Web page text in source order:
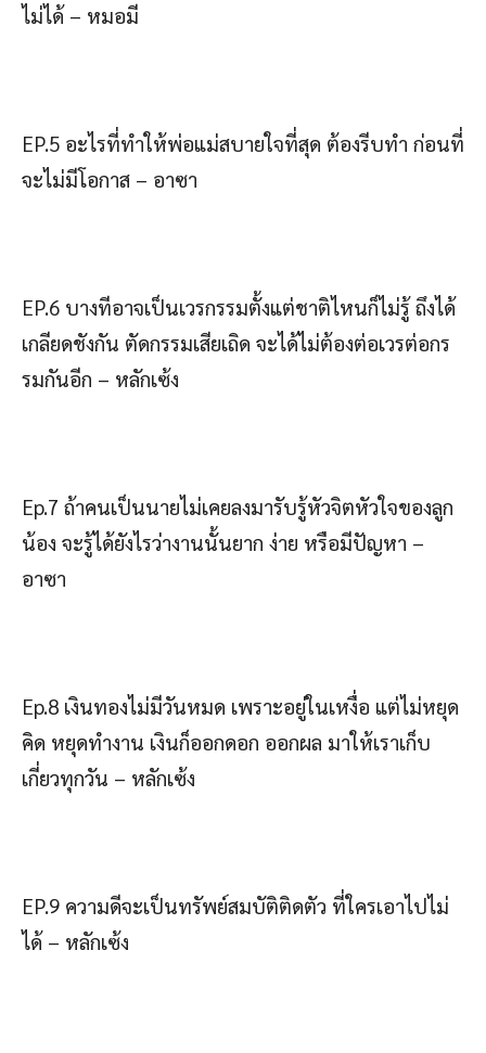
ไม่ได้ – หมอมี
EP.5 อะไรที่ทำให้พ่อแม่สบายใจที่สุด ต้องรีบทำ ก่อนที่
จะไม่มีโอกาส – อาซา
EP.6 บางทีอาจเป็นเวรกรรมตั้งแต่ชาติไหนก็ไม่รู้ ถึงได้
เกลียดชังกัน ตัดกรรมเสียเถิด จะได้ไม่ต้องต่อเวรต่อกร
รมกันอีก – หลักเซ้ง
Ep.7 ถ้าคนเป็นนายไม่เคยลงมารับรู้หัวจิตหัวใจของลูก
น้อง จะรู้ได้ยังไรว่างานนั้นยาก ง่าย หรือมีปัญหา –
อาซา
Ep.8 เงินทองไม่มีวันหมด เพราะอยู่ในเหงื่อ แต่ไม่หยุด
คิด หยุดทำงาน เงินก็ออกดอก ออกผล มาให้เราเก็บ
เกี่ยวทุกวัน – หลักเซ้ง
EP.9 ความดีจะเป็นทรัพย์สมบัติติดตัว ที่ใครเอาไปไม่
ได้ – หลักเซ้ง